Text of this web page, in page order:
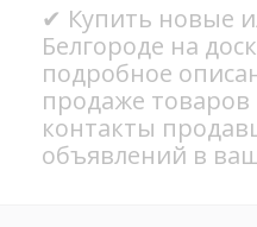
✔ Купить новые
Белгороде на
подробное
продаже
контакты
объявлений в